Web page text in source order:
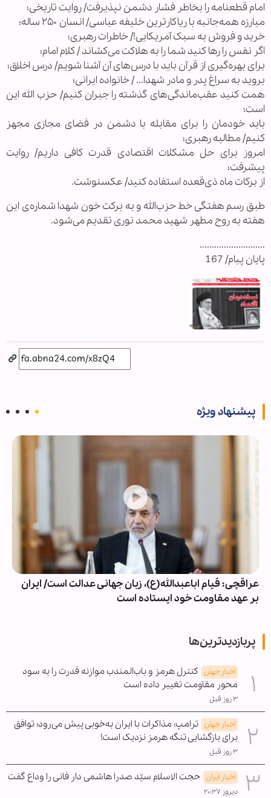
امام قطعنامه را بخاطر فشار دشمن نپذیرفت/ روایت تاریخی؛
مبارزه همه‌جانبه با ریاکارترین خلیفه عباسی/ انسان ۲۵۰ ساله؛
خرید و فروش به سبک آمریکایی!/ خاطرات رهبری؛
اگر نفس را رها کنید شما را به هلاکت می‌کشاند / کلام امام؛
برای بهره‌گیری از قرآن باید با درس‌های آن آشنا شویم/ درس اخلاق؛
بروید به سراغ پدر و مادر شهدا... / خانواده ایرانی؛
همت کنید عقب‌ماندگی‌های گذشته را جبران کنیم/ حزب الله این
است؛
باید خودمان را برای مقابله با دشمن در فضای مجازی مجهز
کنیم/ مطالبه رهبری؛
امروز برای حل مشکلات اقتصادی قدرت کافی داریم/ روایت
پیشرفت؛
از برکات ماه ذی‌قعده استفاده کنید/ عکسنوشت.
طبق رسم هفتگی خط حزب‌الله و به برکت خون شهدا شماره‌ی این
هفته به روح مطهر شهید محمد نوری تقدیم می‌شود.
...........................
پایان پیام/ 167
پیشنهاد ویژه
عراقچی: قیام اباعبدالله(ع)، زبان جهانی عدالت است/ ایران
بر عهد مقاومت خود ایستاده است
پربازدیدترین‌ها
اخبار جهان کنترل هرمز و باب‌المندب موازنه قدرت را به سود
محور مقاومت تغییر داده است
۳ روز قبل
اخبار جهان ترامپ: مذاکرات با ایران به‌خوبی پیش می‌رود؛ توافق
برای بازگشایی تنگه هرمز نزدیک است!
۳ روز قبل
اخبار ایران حجت الاسلام سیّد صدرا هاشمی دار فانی را وداع گفت
دیروز ۲۰:۳۷